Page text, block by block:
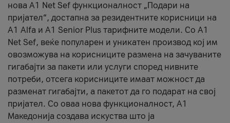
нова A1 Net Sef функционалност „Подари на
пријател“, достапна за резидентните корисници на
А1 Alfa и A1 Senior Plus тарифните модели. Со A1
Net Sef, веќе популарен и уникатен производ кој им
овозможува на корисниците размена на зачуваните
гигабајти за пакети или услуги според нивните
потреби, отсега корисниците имаат можност да
разменат гигабајти, а пакетот да го подарат на свој
пријател. Со оваа нова функционалност, А1
Македонија создава искуства што ја